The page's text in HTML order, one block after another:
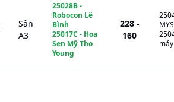
Sân
A3
25028B-
Robocon Lê
Bình
25017C - Hoa
Sen Mỹ Tho
Young
228 -
160